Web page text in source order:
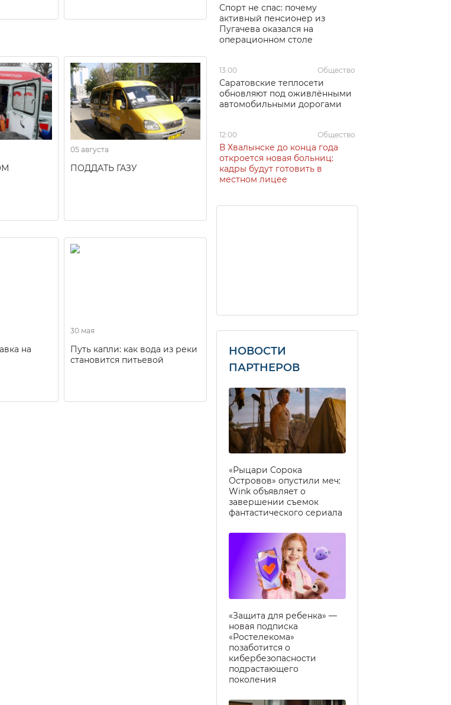
05 августа
ПОДДАТЬ ГАЗУ
на
30 мая
Путь капли: как вода из реки
становится питьевой
Спорт не спас: почему
активный пенсионер из
Пугачева оказался на
операционном столе
13:00 Общество
Саратовские теплосети
обновляют под оживлёнными
автомобильными дорогами
12:00 Общество
В Хвалынске до конца года
откроется новая больниц:
кадры будут готовить в
местном лицее
НОВОСТИ
ПАРТНЕРОВ
«Рыцари Сорока
Островов» опустили меч:
Wink объявляет о
завершении съемок
фантастического сериала
«Защита для ребенка» —
новая подписка
«Ростелекома»
позаботится о
кибербезопасности
подрастающего
поколения